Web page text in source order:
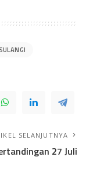
SELANJUTNYA
27 Juli